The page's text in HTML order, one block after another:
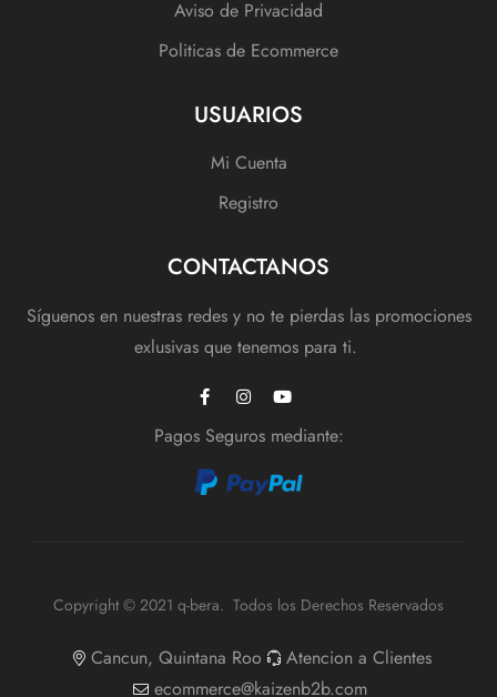
Aviso de Privacidad
Politicas de Ecommerce
USUARIOS
Mi Cuenta
Registro
CONTACTANOS
Síguenos en nuestras redes y no te pierdas las promociones
exlusivas que tenemos para ti.
Pagos Seguros mediante:
Copyright © 2021 q-bera. Todos los Derechos Reservados
Cancun, Quintana Roo
Atencion a Clientes
ecommerce@kaizenb2b.com